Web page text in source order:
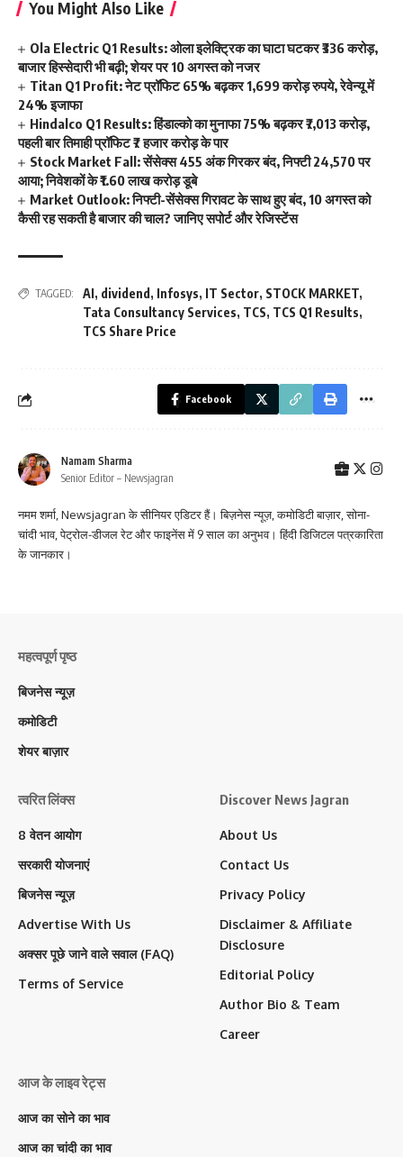
You Might Also Like
Ola Electric Q1 Results: ओला इलेक्ट्रिक का घाटा घटकर ₹336 करोड़,
बाजार हिस्सेदारी भी बढ़ी; शेयर पर 10 अगस्त को नजर
Titan Q1 Profit: नेट प्रॉफिट 65% बढ़कर 1,699 करोड़ रुपये, रेवेन्यू में
24% इजाफा
Hindalco Q1 Results: हिंडाल्को का मुनाफा 75% बढ़कर ₹7,013 करोड़,
पहली बार तिमाही प्रॉफिट ₹7 हजार करोड़ के पार
Stock Market Fall: सेंसेक्स 455 अंक गिरकर बंद, निफ्टी 24,570 पर
आया; निवेशकों के ₹1.60 लाख करोड़ डूबे
Market Outlook: निफ्टी-सेंसेक्स गिरावट के साथ हुए बंद, 10 अगस्त को
कैसी रह सकती है बाजार की चाल? जानिए सपोर्ट और रेजिस्टेंस
TAGGED: AI, dividend , Infosys, IT Sector, STOCK MARKET,
Tata Consultancy Services, TCS, TCS Q1 Results,
TCS Share Price
Facebook
Namam Sharma
Senior Editor – Newsjagran
नमम शर्मा, Newsjagran के सीनियर एडिटर हैं। बिज़नेस न्यूज़, कमोडिटी बाज़ार, सोना-
चांदी भाव, पेट्रोल-डीजल रेट और फाइनेंस में 9 साल का अनुभव। हिंदी डिजिटल पत्रकारिता
के जानकार।
महत्वपूर्ण पृष्ठ
बिजनेस न्यूज़
कमोडिटी
शेयर बाज़ार
त्वरित लिंक्स
8 वेतन आयोग
सरकारी योजनाएं
बिजनेस न्यूज़
Advertise With Us
अक्सर पूछे जाने वाले सवाल (FAQ)
Terms of Service
Discover News Jagran
About Us
Contact Us
Privacy Policy
Disclaimer & Affiliate
Disclosure
Editorial Policy
Author Bio & Team
Career
आज के लाइव रेट्स
आज का सोने का भाव
आज का चांदी का भाव